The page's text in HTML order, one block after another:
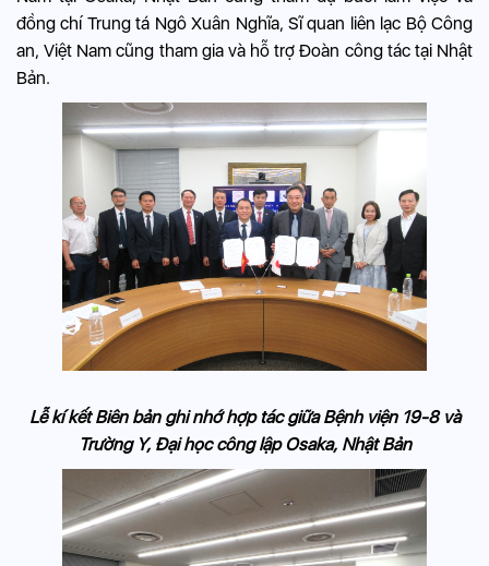
đồng chí Trung tá Ngô Xuân Nghĩa, Sĩ quan liên lạc Bộ Công
an, Việt Nam cũng tham gia và hỗ trợ Đoàn công tác tại Nhật
Bản.
Lễ kí kết Biên bản ghi nhớ hợp tác giữa Bệnh viện 19-8 và
Trường Y, Đại học công lập Osaka, Nhật Bản